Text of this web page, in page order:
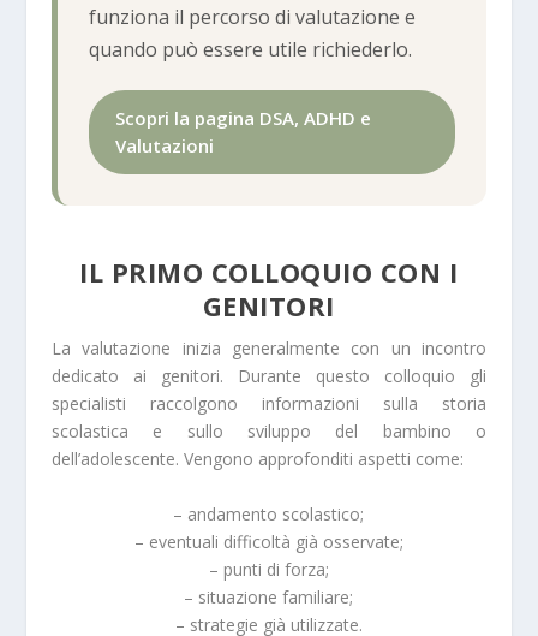
funziona il percorso di valutazione e
quando può essere utile richiederlo.
Scopri la pagina DSA, ADHD e
Valutazioni
IL PRIMO COLLOQUIO CON I
GENITORI
La valutazione inizia generalmente con un incontro
dedicato ai genitori. Durante questo colloquio gli
specialisti raccolgono informazioni sulla storia
scolastica e sullo sviluppo del bambino o
dell’adolescente. Vengono approfonditi aspetti come:
– andamento scolastico;
– eventuali difficoltà già osservate;
– punti di forza;
– situazione familiare;
– strategie già utilizzate.